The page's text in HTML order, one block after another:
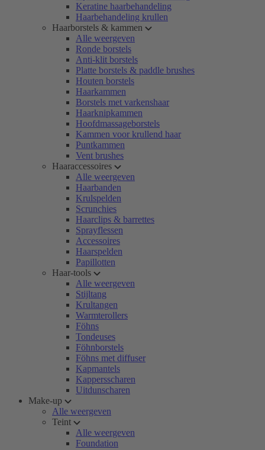
Keratine haarbehandeling
Haarbehandeling krullen
Haarborstels & kammen
Alle weergeven
Ronde borstels
Anti-klit borstels
Platte borstels & paddle brushes
Houten borstels
Haarkammen
Borstels met varkenshaar
Haarknipkammen
Hoofdmassageborstels
Kammen voor krullend haar
Puntkammen
Vent brushes
Haaraccessoires
Alle weergeven
Haarbanden
Krulspelden
Scrunchies
Haarclips & barrettes
Sprayflessen
Accessoires
Haarspelden
Papillotten
Haar-tools
Alle weergeven
Stijltang
Krultangen
Warmterollers
Föhns
Tondeuses
Föhnborstels
Föhns met diffuser
Kapmantels
Kappersscharen
Uitdunscharen
Make-up
Alle weergeven
Teint
Alle weergeven
Foundation